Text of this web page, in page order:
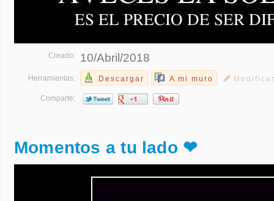
Creado: 10/Abril/2018
Herramientas: Descargar A mi muro
Comparte:
Momentos a tu lado ❤